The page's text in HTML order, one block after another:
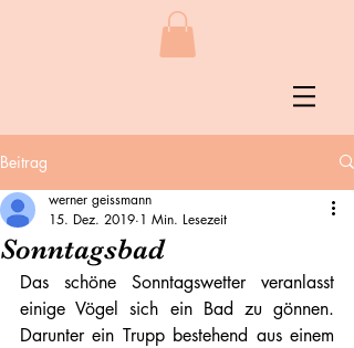
Beitrag
Sonntagsbad
werner geissmann
15. Dez. 2019 1 Min. Lesezeit
Das schöne Sonntagswetter veranlasst
einige Vögel sich ein Bad zu gönnen.
Darunter ein Trupp bestehend aus einem